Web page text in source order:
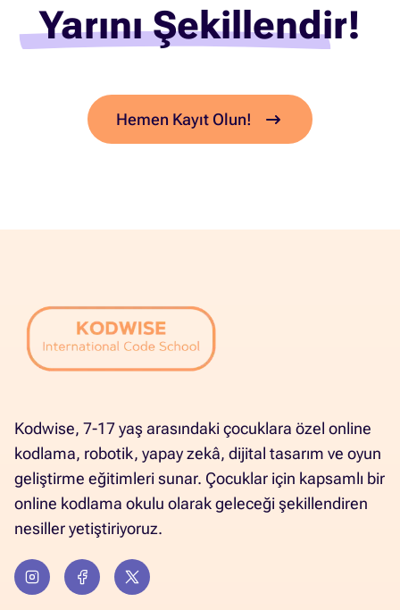
Yarını Şekillendir!
Hemen Kayıt Olun!
Kodwise, 7-17 yaş arasındaki çocuklara özel online
kodlama, robotik, yapay zekâ, dijital tasarım ve oyun
geliştirme eğitimleri sunar. Çocuklar için kapsamlı bir
online kodlama okulu olarak geleceği şekillendiren
nesiller yetiştiriyoruz.